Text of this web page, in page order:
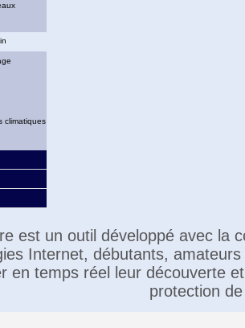
climatiques
est un outil développé avec la
Internet, débutants,
en temps réel leur découverte
protection